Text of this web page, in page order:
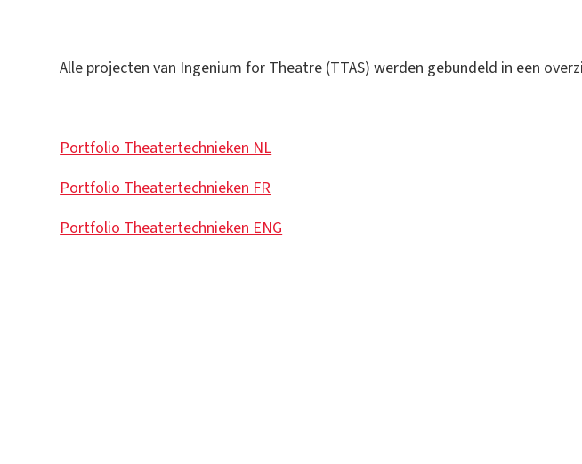
Alle projecten van Ingenium for Theatre (TTAS) werden gebundeld in een
Portfolio Theatertechnieken NL
Portfolio Theatertechnieken FR
Portfolio Theatertechnieken ENG